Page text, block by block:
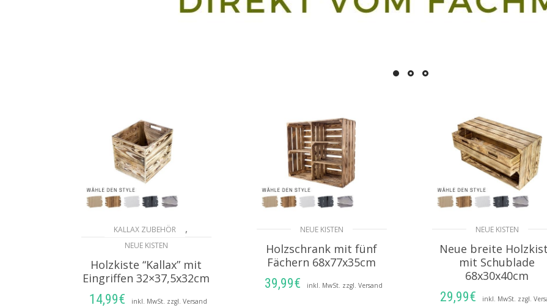
KALLAX ZUBEHÖR ,
NEUE KISTEN
Holzkiste “Kallax” mit
Eingriffen 32×37,5x32cm
14,99€ inkl. MwSt. zzgl. Versand
NEUE KISTEN
Holzschrank mit fünf
Fächern 68x77x35cm
39,99€ inkl. MwSt. zzgl. Versand
NEUE KISTEN
Neue breite
mit Schublade
68x30x40cm
29,99€ inkl. MwSt. zzgl.